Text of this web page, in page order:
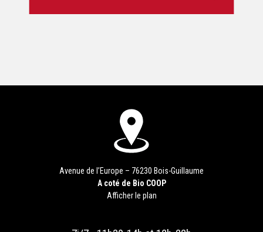
Avenue de l’Europe – 76230 Bois-Guillaume
A coté de Bio COOP
Afficher le plan